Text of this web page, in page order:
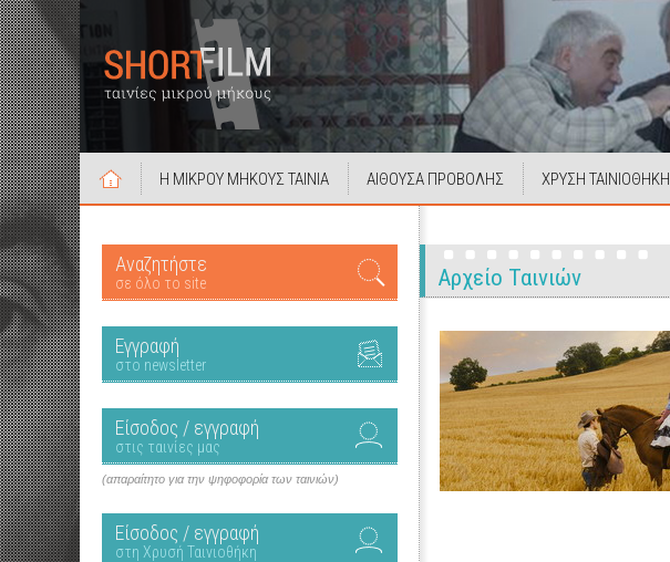
Η ΜΙΚΡΟΥ ΜΗΚΟΥΣ ΤΑΙΝΙΑ ΑΙΘΟΥΣΑ ΠΡΟΒΟΛΗΣ ΧΡΥΣΗ ΤΑΙΝΙΟΘΗΚΗ
Αναζητήστε
σε όλο το site
Εγγραφή
στο newsletter
Είσοδος / εγγραφή
στις ταινίες μας
(απαραίτητο για την ψηφοφορία των ταινιών)
Είσοδος / εγγραφή
στη Χρυσή Ταινιοθήκη
Αρχείο Ταινιών